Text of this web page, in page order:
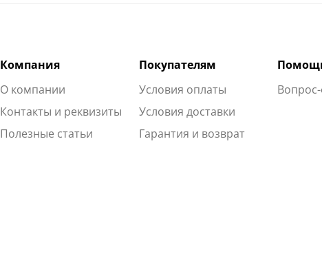
Компания
О компании
Контакты и реквизиты
Полезные статьи
Покупателям
Условия оплаты
Условия доставки
Гарантия и возврат